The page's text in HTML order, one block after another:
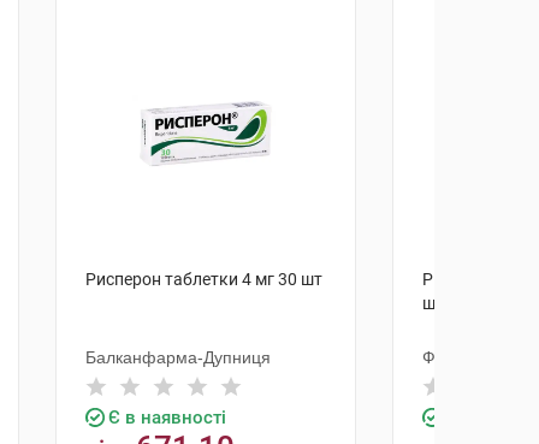
Рисперон таблетки 4 мг 30 шт
Балканфарма-Дупниця
Є в наявності
Риспетрил
шт
Фармасайнс